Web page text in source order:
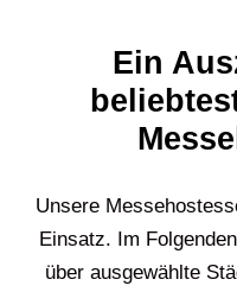
Ein
Unsere
Einsatz. Im
über ausgewählte